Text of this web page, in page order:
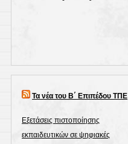
Τα νέα του Β΄ Επιπέδου ΤΠΕ
Εξετάσεις πιστοποίησης
εκπαιδευτικών σε ψηφιακές